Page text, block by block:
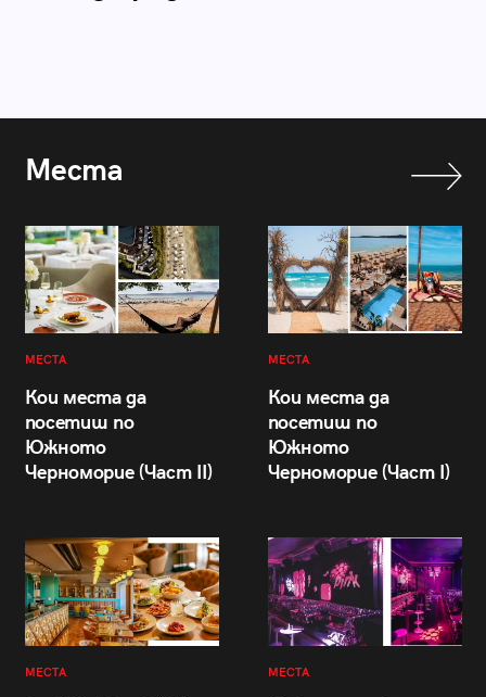
Места
МЕСТА
Кои места да
посетиш по
Южното
Черноморие (Част II)
МЕСТА
Кои места да
посетиш по
Южното
Черноморие (Част I)
МЕСТА МЕСТА